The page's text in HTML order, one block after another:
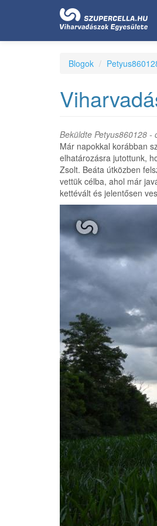
Blogok
Beküldte Petyus860128 -
Már napokkal korábban
elhatározásra jutottunk,
Zsolt. Beáta útközben
vettük célba, ahol már
kettévált és jelentősen